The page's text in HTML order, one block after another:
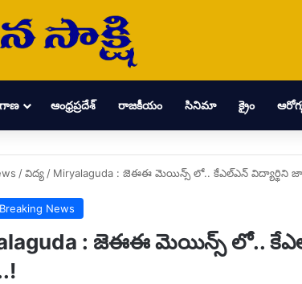
ఆంధ్రప్రదేశ్ రాజకీయం సినిమా క్రైం
/విద్య / Miryalaguda : జెఈఈ మెయిన్స్ లో.. కేఎల్ఎన్ విద్యార్థిని
Breaking News
: జెఈఈ మెయిన్స్ లో..